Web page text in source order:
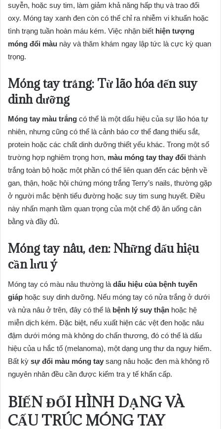
suyễn, hoặc suy tim, làm giảm khả năng hấp thụ và trao đổi
oxy. Móng tay xanh đen còn có thể chỉ ra nhiễm vi khuẩn hoặc
tình trạng tuần hoàn máu kém. Việc nhận biết hiện tượng
móng đổi màu này và thăm khám ngay lập tức là cực kỳ quan
trọng.
Móng tay trắng: Từ lão hóa đến suy
dinh dưỡng
Móng tay màu trắng có thể là một dấu hiệu của sự lão hóa tự
nhiên, nhưng cũng có thể là cảnh báo cơ thể đang thiếu sắt,
protein hoặc các chất dinh dưỡng thiết yếu khác. Trong một số
trường hợp nghiêm trọng hơn, màu móng tay thay đổi thành
trắng toàn bộ hoặc một phần có thể liên quan đến các bệnh về
gan, thận, hoặc hội chứng móng trắng Terry’s nails, thường gặp
ở người mắc bệnh tiểu đường hoặc suy tim sung huyết. Điều
này nhấn mạnh tầm quan trọng của một chế độ ăn uống cân
bằng và đầy đủ.
Móng tay nâu, đen: Những dấu hiệu
cần lưu ý
Móng tay có màu nâu thường là dấu hiệu của bệnh tuyến
giáp hoặc suy dinh dưỡng. Nếu móng tay có nửa trắng ở dưới
và nửa nâu ở trên, đây có thể là bệnh lý suy thận hoặc hệ
miễn dịch kém. Đặc biệt, nếu xuất hiện các vệt đen hoặc nâu
đậm dưới móng mà không do chấn thương, đó có thể là dấu
hiệu của u hắc tố (melanoma), một dạng ung thư da nguy hiểm.
Bất kỳ sự đổi màu móng tay sang nâu hoặc đen mà không rõ
nguyên nhân đều cần được kiểm tra y tế khẩn cấp.
BIẾN ĐỔI HÌNH DẠNG VÀ
CẤU TRÚC MÓNG TAY